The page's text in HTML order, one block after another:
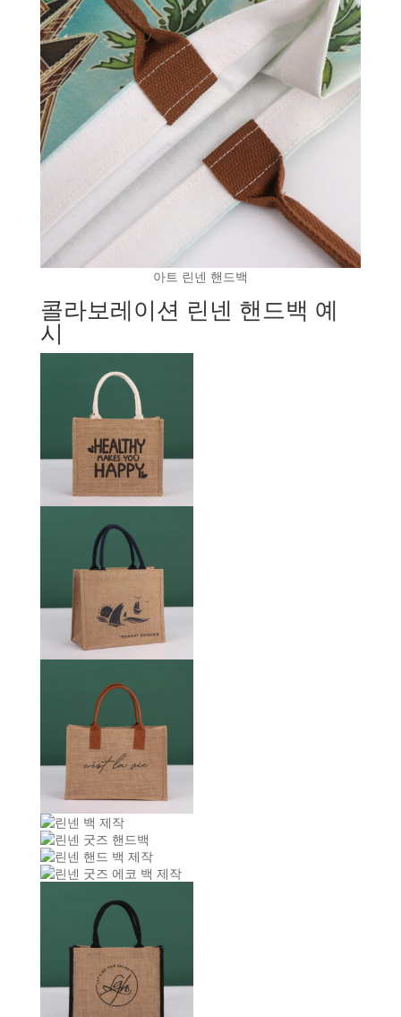
아트 린넨 핸드백
콜라보레이션 린넨 핸드백 예
시